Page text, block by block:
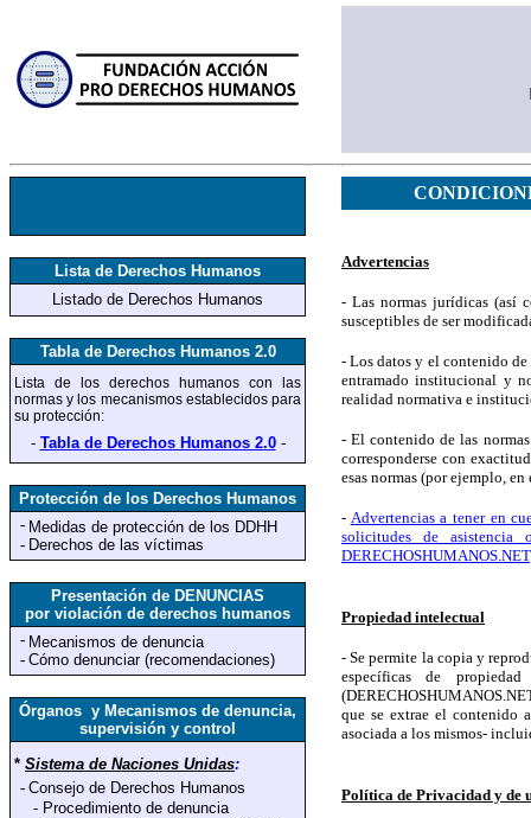
Lista de Derechos Humanos
Listado de Derechos Humanos
Tabla de Derechos Humanos 2.0
Lista de los derechos humanos con las
normas y los mecanismos establecidos para
su protección:
- Tabla de Derechos Humanos 2.0-
Protección de los Derechos Humanos
- Medidas de protección de los DDHH
- Derechos de las víctimas
Presentación de DENUNCIAS
por violación de derechos humanos
- Mecanismos de denuncia
- Cómo denunciar (recomendaciones)
Órganos y Mecanismos de denuncia,
supervisión y control
* Sistema de Naciones Unidas:
- Consejo de Derechos Humanos
- Procedimiento de denuncia
Advertencias
- Las normas jurídicas (así
susceptibles de ser
- Los datos y el contenido
entramado institucional y
realidad normativa e
- El contenido de las
corresponderse con
esas normas (por ejemplo,
- Advertencias a tener en
solicitudes de
DERECHOSHUMANOS.NET
Propiedad intelectual
- Se permite la copia y
específicas de
que se extrae el contenido
asociada a los mismos-
Política de Privacidad y de